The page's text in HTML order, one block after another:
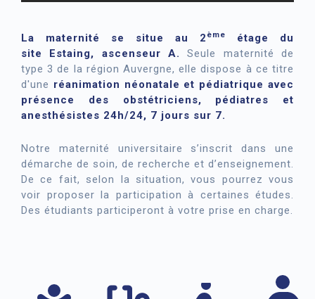
La maternité se situe au 2 ème
étage du
site Estaing, ascenseur A.
Seule maternité de
type 3 de la région Auvergne, elle dispose à ce titre
d'une réanimation néonatale et pédiatrique avec
présence des obstétriciens, pédiatres et
anesthésistes 24h/24, 7 jours sur 7.
Notre maternité universitaire s’inscrit dans une
démarche de soin, de recherche et d’enseignement.
De ce fait, selon la situation, vous pourrez vous
voir proposer la participation à certaines études.
Des étudiants participeront à votre prise en charge.